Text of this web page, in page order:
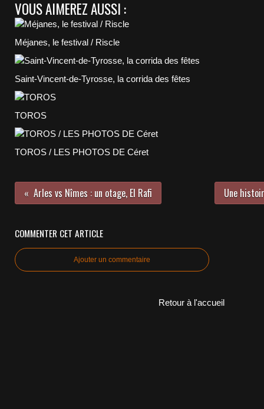
VOUS AIMEREZ AUSSI :
Méjanes, le festival / Riscle
Saint-Vincent-de-Tyrosse, la corrida des fêtes
TOROS
TOROS / LES PHOTOS DE Céret
Arles vs Nîmes : un otage, El Rafi Une
COMMENTER CET ARTICLE
Ajouter un commentaire
Retour à l'accueil